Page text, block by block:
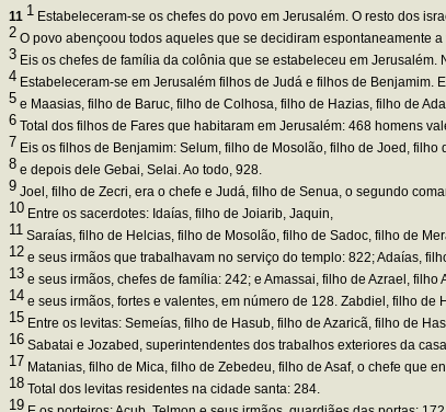
11 1 Estabeleceram-se os chefes do povo em Jerusalém. O resto dos
2 O povo abençoou todos aqueles que se decidiram espontaneamente a
3 Eis os chefes de família da colônia que se estabeleceu em
4 Estabeleceram-se em Jerusalém filhos de Judá e filhos de Benjamim.
5 e Maasias, filho de Baruc, filho de Colhosa, filho de Hazias, filho de
6 Total dos filhos de Fares que habitaram em Jerusalém: 468 homens
7 Eis os filhos de Benjamim: Selum, filho de Mosolão, filho de Joed,
8 e depois dele Gebai, Selai. Ao todo, 928.
9 Joel, filho de Zecri, era o chefe e Judá, filho de Senua, o segundo
10 Entre os sacerdotes: Idaías, filho de Joiarib, Jaquin,
11 Saraías, filho de Helcias, filho de Mosolão, filho de Sadoc, filho de
12 e seus irmãos que trabalhavam no serviço do templo: 822; Adaías,
13 e seus irmãos, chefes de família: 242; e Amassai, filho de Azrael, filho
14 e seus irmãos, fortes e valentes, em número de 128. Zabdiel, filho de
15 Entre os levitas: Semeías, filho de Hasub, filho de Azaricã, filho de
16 Sabatai e Jozabed, superintendentes dos trabalhos exteriores da
17 Matanias, filho de Mica, filho de Zebedeu, filho de Asaf, o chefe que
18 Total dos levitas residentes na cidade santa: 284.
19